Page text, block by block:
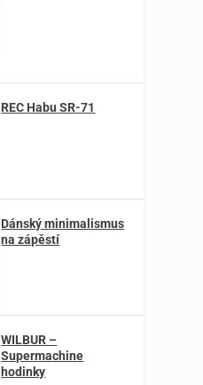
REC Habu SR-71
Dánský minimalismus
na zápěstí
WILBUR –
Supermachine
hodinky